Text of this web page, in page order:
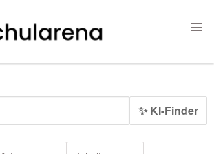
✨ KI-Finder